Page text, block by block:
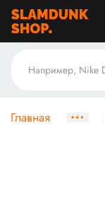
Главная